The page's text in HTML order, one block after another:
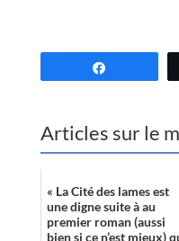
Articles sur le
« La Cité des lames est
une digne suite à au
premier roman (aussi
bien si ce n’est mieux)